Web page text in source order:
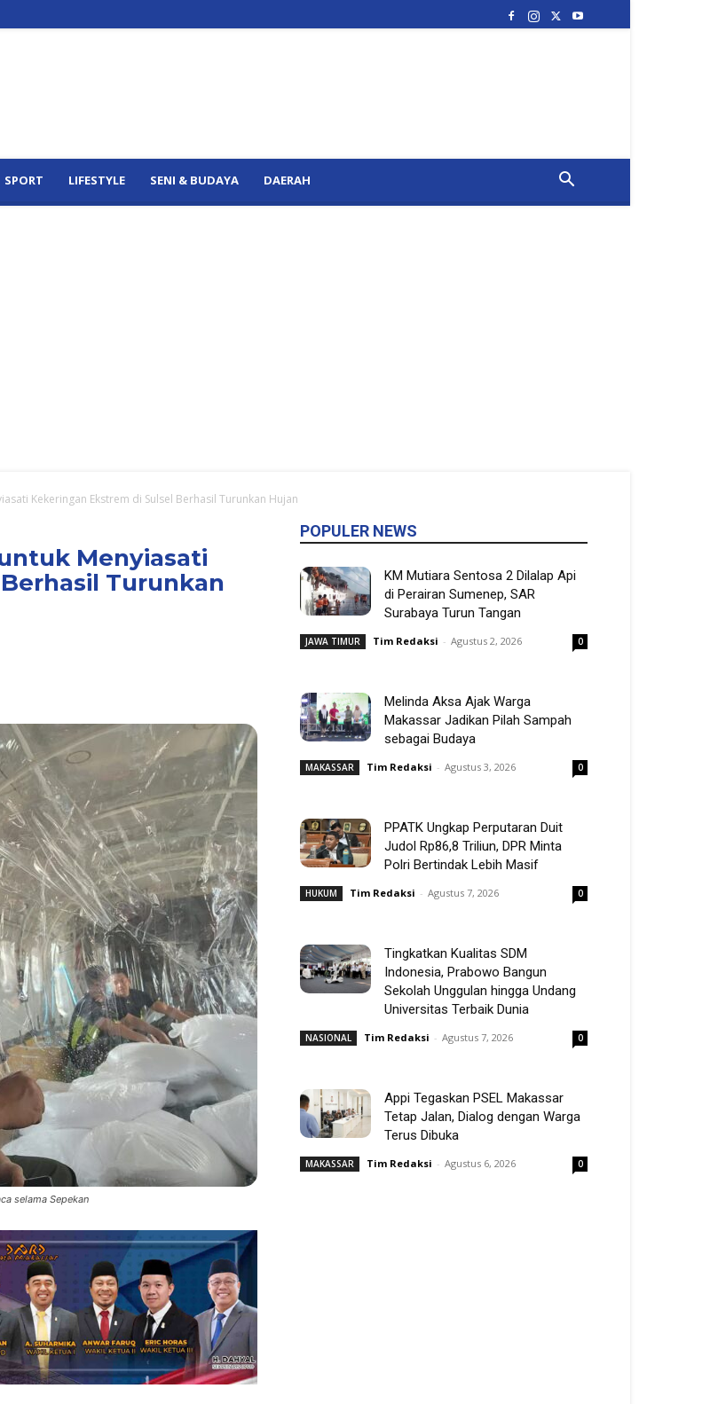
SPORT LIFESTYLE SENI & BUDAYA DAERAH
Kekeringan Ekstrem di Sulsel Berhasil Turunkan Hujan
Menyiasati
Turunkan
selama Sepekan
POPULER NEWS
KM Mutiara Sentosa 2 Dilalap Api
di Perairan Sumenep, SAR
Surabaya Turun Tangan
JAWA TIMUR Tim Redaksi - Agustus 2, 2026 0
Melinda Aksa Ajak Warga
Makassar Jadikan Pilah Sampah
sebagai Budaya
MAKASSAR Tim Redaksi - Agustus 3, 2026 0
PPATK Ungkap Perputaran Duit
Judol Rp86,8 Triliun, DPR Minta
Polri Bertindak Lebih Masif
HUKUM Tim Redaksi - Agustus 7, 2026 0
Tingkatkan Kualitas SDM
Indonesia, Prabowo Bangun
Sekolah Unggulan hingga Undang
Universitas Terbaik Dunia
NASIONAL Tim Redaksi - Agustus 7, 2026 0
Appi Tegaskan PSEL Makassar
Tetap Jalan, Dialog dengan Warga
Terus Dibuka
MAKASSAR Tim Redaksi - Agustus 6, 2026 0